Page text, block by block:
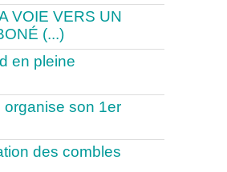
VOIE VERS UN
(...)
en pleine
organise son 1er
des combles